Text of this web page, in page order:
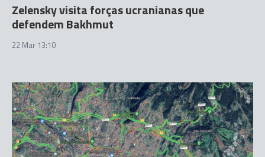
Zelensky visita forças ucranianas que
defendem Bakhmut
22 Mar 13:10